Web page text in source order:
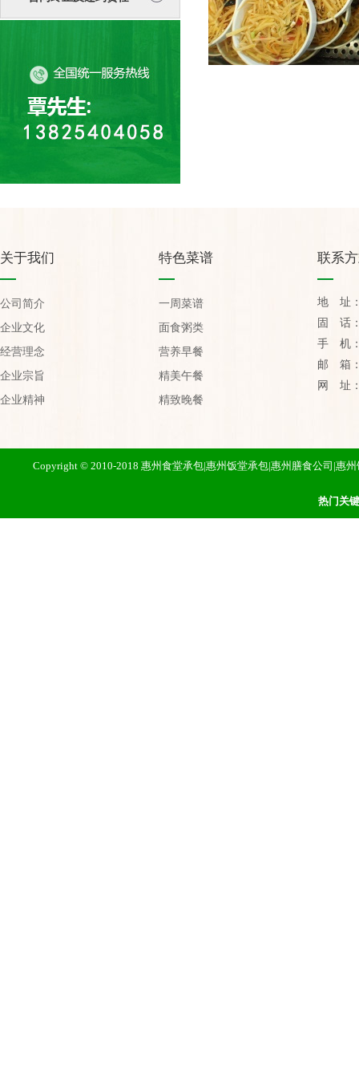
关于我们
公司简介
企业文化
经营理念
企业宗旨
企业精神
特色菜谱
一周菜谱
面食粥类
营养早餐
精美午餐
精致晚餐
联系
地 址：
固 话：
手 机：
邮 箱：
网 址：
Copyright © 2010-2018 惠州食堂承包|惠州饭堂承包|惠州膳食公司|惠
热门关